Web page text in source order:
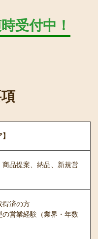
受付中！
商品提案、納品、新規営
得済の方
の営業経験（業界・年数